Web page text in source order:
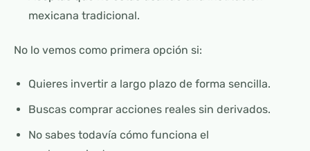
mexicana tradicional.
No lo vemos como primera opción si:
Quieres invertir a largo plazo de forma sencilla.
Buscas comprar acciones reales sin derivados.
No sabes todavía cómo funciona el